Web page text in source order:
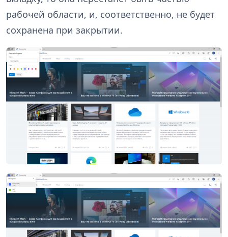
рабочей области, и, соответственно, не будет
сохранена при закрытии.